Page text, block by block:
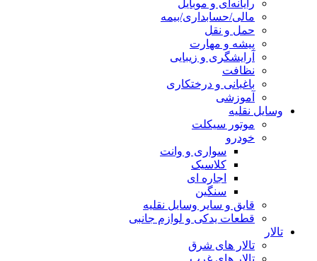
رایانه‌ای و موبایل
مالی/حسابداری/بیمه
حمل و نقل
پیشه و مهارت
آرایشگری و زیبایی
نظافت
باغبانی و درختکاری
آموزشی
وسایل نقلیه
موتور سیکلت
خودرو
سواری و وانت
کلاسیک
اجاره ای
سنگین
قایق و سایر وسایل نقلیه
قطعات یدکی و لوازم جانبی
تالار
تالار های شرق